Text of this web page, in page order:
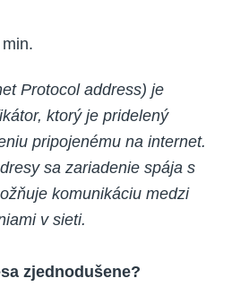
min.
Protocol address) je
ktorý je pridelený
pripojenému na internet.
sa zariadenie spája s
komunikáciu medzi
v sieti.
zjednodušene?